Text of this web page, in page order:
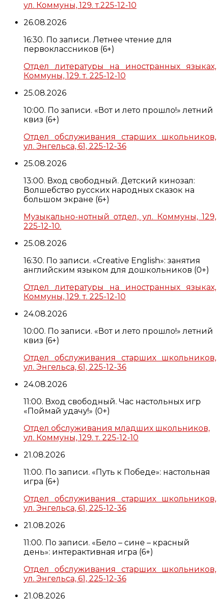
ул. Коммуны, 129. т.225-12-10
26.08.2026
16:30. По записи. Летнее чтение для
первоклассников (6+)
Отдел литературы на иностранных языках,
Коммуны, 129. т. 225-12-10
25.08.2026
10:00. По записи. «Вот и лето прошло!» летний
квиз (6+)
Отдел обслуживания старших школьников,
ул. Энгельса, 61, 225-12-36
25.08.2026
13:00. Вход свободный. Детский кинозал:
Волшебство русских народных сказок на
большом экране (6+)
Музыкально-нотный отдел, ул. Коммуны, 129,
225-12-10.
25.08.2026
16:30. По записи. «Creative English»: занятия
английским языком для дошкольников (0+)
Отдел литературы на иностранных языках,
Коммуны, 129. т. 225-12-10
24.08.2026
10:00. По записи. «Вот и лето прошло!» летний
квиз (6+)
Отдел обслуживания старших школьников,
ул. Энгельса, 61, 225-12-36
24.08.2026
11:00. Вход свободный. Час настольных игр
«Поймай удачу!» (0+)
Отдел обслуживания младших школьников,
ул. Коммуны, 129. т. 225-12-10
21.08.2026
11:00. По записи. «Путь к Победе»: настольная
игра (6+)
Отдел обслуживания старших школьников,
ул. Энгельса, 61, 225-12-36
21.08.2026
11:00. По записи. «Бело – сине – красный
день»: интерактивная игра (6+)
Отдел обслуживания старших школьников,
ул. Энгельса, 61, 225-12-36
21.08.2026